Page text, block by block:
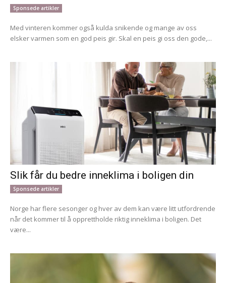
Sponsede artikler
Med vinteren kommer også kulda snikende og mange av oss
elsker varmen som en god peis gir. Skal en peis gi oss den gode,...
Slik får du bedre inneklima i boligen din
Sponsede artikler
Norge har flere sesonger og hver av dem kan være litt utfordrende
når det kommer til å opprettholde riktig inneklima i boligen. Det
være...